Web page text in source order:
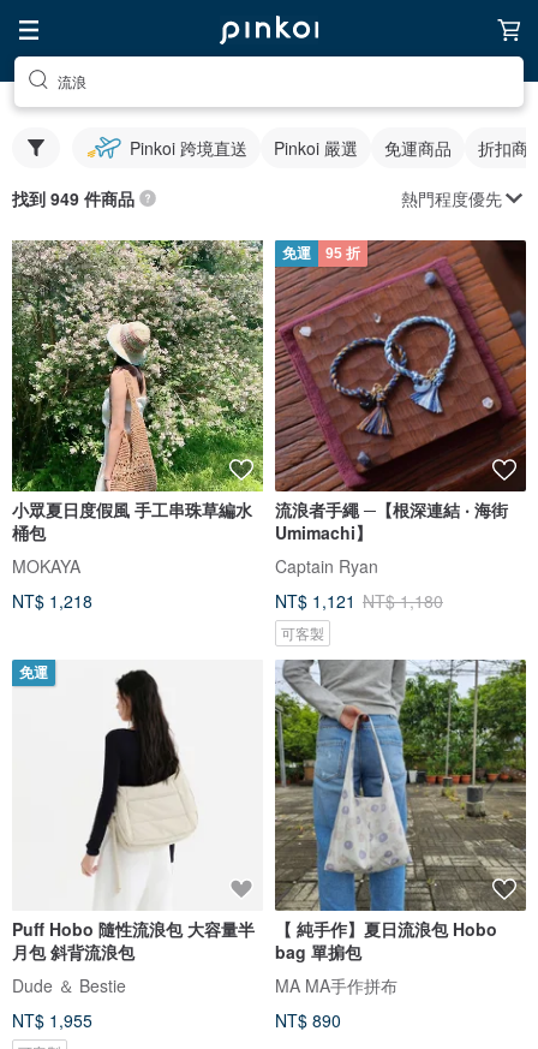
流浪
Pinkoi 跨境直送 Pinkoi 嚴選 免運商品 折扣商
找到 949 件商品 熱門程度優先
小眾夏日度假風 手工串珠草編水
桶包
MOKAYA
NT$ 1,218
免運 95 折
流浪者手繩 ─【根深連結 ‧ 海街
Umimachi】
Captain Ryan
NT$ 1,121 NT$ 1,180
可客製
免運
Puff Hobo 隨性流浪包 大容量半
月包 斜背流浪包
Dude ＆ Bestie
NT$ 1,955
【 純手作】夏日流浪包 Hobo
bag 單掮包
MA MA手作拼布
NT$ 890